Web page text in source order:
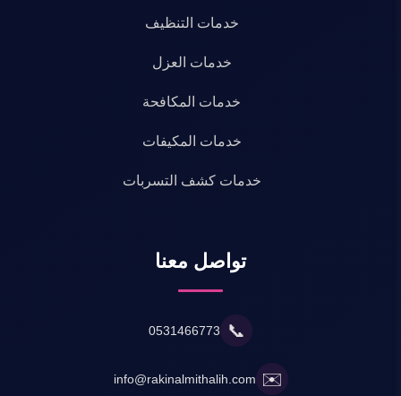
خدمات التنظيف
خدمات العزل
خدمات المكافحة
خدمات المكيفات
خدمات كشف التسربات
تواصل معنا
📞
0531466773
✉️
info@rakinalmithalih.com